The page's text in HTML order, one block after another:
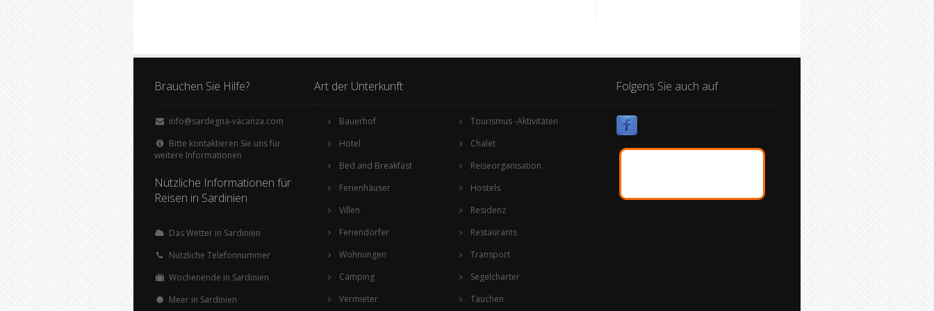
Brauchen Sie Hilfe?
info@sardegna-vacanza.com
Bitte kontaktieren Sie uns für
weitere Informationen
Nützliche Informationen für
Reisen in Sardinien
Das Wetter in Sardinien
Nützliche Telefonnummer
Wochenende in Sardinien
Meer in Sardinien
Art der Unterkunft
Bauerhof
Hotel
Bed and Breakfast
Ferienhäuser
Villen
Feriendörfer
Wohnungen
Camping
Vermieter
Tourismus -Aktivitäten
Chalet
Reiseorganisation
Hostels
Residenz
Restaurants
Transport
Segelcharter
Tauchen
Folgens Sie auch auf